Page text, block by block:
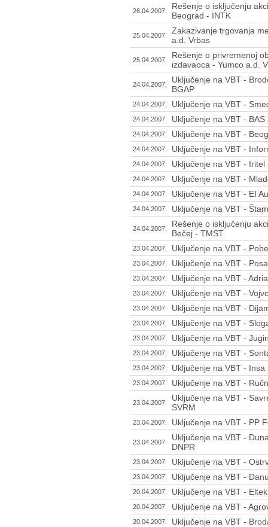
26.04.2007.
Rešenje o isključenju
Beograd - INTK
25.04.2007.
Zakazivanje trgovanja
a.d. Vrbas
25.04.2007.
Rešenje o privremenoj
izdavaoca - Yumco a.d.
24.04.2007.
Uključenje na VBT -
BGAP
24.04.2007. Uključenje na VBT -
24.04.2007. Uključenje na VBT -
24.04.2007. Uključenje na VBT -
24.04.2007. Uključenje na VBT -
24.04.2007. Uključenje na VBT -
24.04.2007. Uključenje na VBT -
24.04.2007. Uključenje na VBT - EI
24.04.2007. Uključenje na VBT -
24.04.2007.
Rešenje o isključenju
Bečej - TMST
23.04.2007. Uključenje na VBT -
23.04.2007. Uključenje na VBT -
23.04.2007. Uključenje na VBT -
23.04.2007. Uključenje na VBT -
23.04.2007. Uključenje na VBT -
23.04.2007. Uključenje na VBT -
23.04.2007. Uključenje na VBT -
23.04.2007. Uključenje na VBT -
23.04.2007. Uključenje na VBT -
23.04.2007. Uključenje na VBT -
23.04.2007.
Uključenje na VBT -
SVRM
23.04.2007. Uključenje na VBT - PP
23.04.2007.
Uključenje na VBT -
DNPR
23.04.2007. Uključenje na VBT -
23.04.2007. Uključenje na VBT -
20.04.2007. Uključenje na VBT -
20.04.2007. Uključenje na VBT -
20.04.2007. Uključenje na VBT -